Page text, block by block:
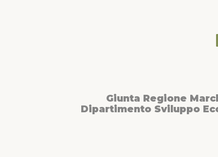
Giunta Regione
Dipartimento Sviluppo